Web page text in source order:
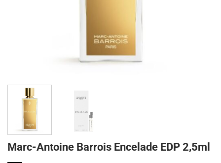
Marc-Antoine Barrois Encelade EDP 2,5ml